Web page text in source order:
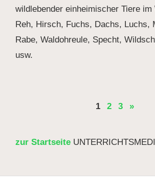
wildlebender einheimischer Tiere
Reh, Hirsch, Fuchs, Dachs, Luchs,
Rabe, Waldohreule, Specht,
usw.
1 2 3 »
zur Startseite